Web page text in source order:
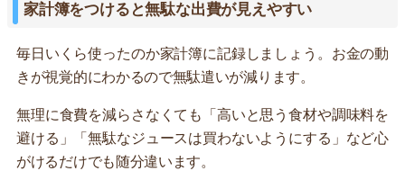
家計簿をつけると無駄な出費が見えやすい
毎日いくら使ったのか家計簿に記録しましょう。お金の動
きが視覚的にわかるので無駄遣いが減ります。
無理に食費を減らさなくても「高いと思う食材や調味料を
避ける」「無駄なジュースは買わないようにする」など心
がけるだけでも随分違います。